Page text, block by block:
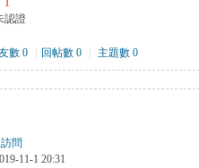
1
認證
數 0 回帖數 0 主題數 0
問
11-1 20:31